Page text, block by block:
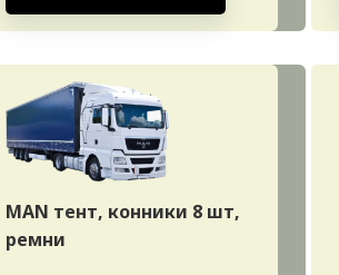
MAN тент, конники 8 шт,
ремни